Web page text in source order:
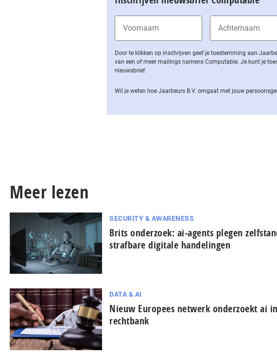
Door te klikken op inschrijven geef je toestemming aan
van een of meer mailings namens Computable. Je kunt je
nieuwsbrief.
Wil je weten hoe Jaarbeurs B.V. omgaat met jouw
Meer lezen
SECURITY & AWARENESS
Brits onderzoek: ai-agents plegen
strafbare digitale handelingen
DATA & AI
Nieuw Europees netwerk onderzoekt ai
rechtbank